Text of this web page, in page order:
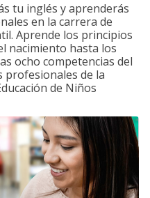
tu inglés y aprenderás
en la carrera de
Aprende los principios
nacimiento hasta los
ocho competencias del
profesionales de la
de Niños